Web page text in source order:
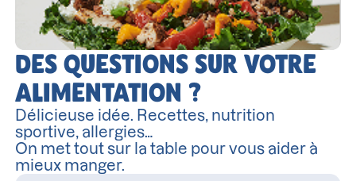
DES QUESTIONS SUR VOTRE
ALIMENTATION ?
Délicieuse idée. Recettes, nutrition
sportive, allergies…
On met tout sur la table pour vous aider à
mieux manger.